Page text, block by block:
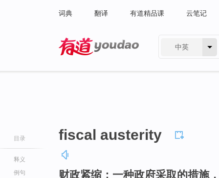
词典 翻译 有道精品课 云笔记
中英
目录
释义
例句
fiscal austerity
财政紧缩：一种政府采取的措施